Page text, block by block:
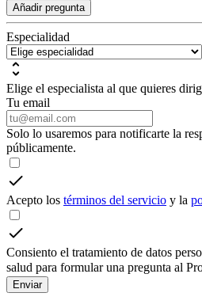
Añadir pregunta
Especialidad
Elige el especialista al que quieres
Tu email
Solo lo usaremos para notificarte la
públicamente.
Acepto los términos del servicio y la
Consiento el tratamiento de datos
salud para formular una pregunta al
Enviar